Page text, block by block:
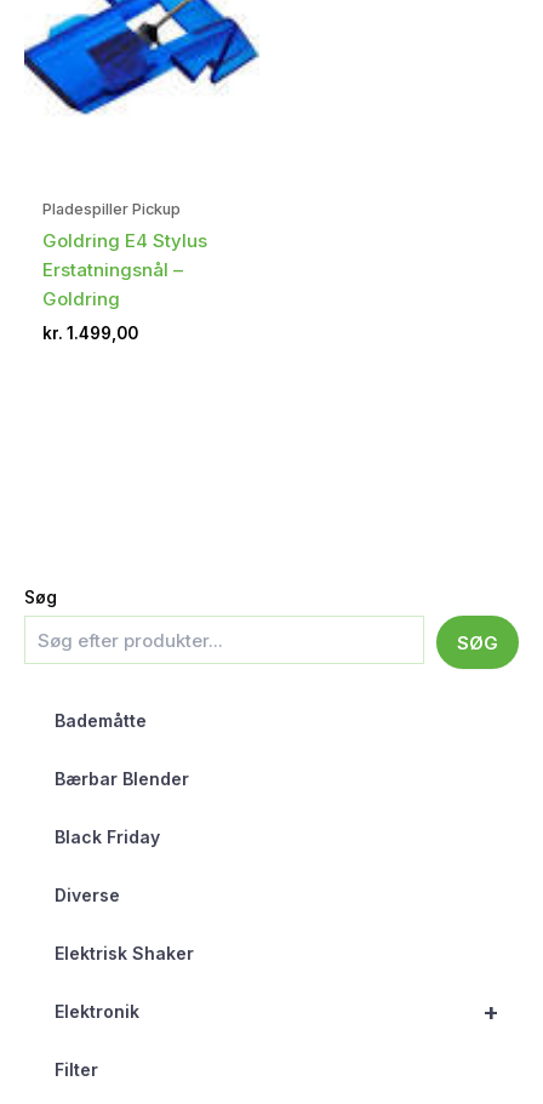
Søg
SØG
Bademåtte
Bærbar Blender
Black Friday
Diverse
Elektrisk Shaker
+
Elektronik
Filter
Pladespiller Pickup
Goldring E4 Stylus
Erstatningsnål –
Goldring
kr. 1.499,00